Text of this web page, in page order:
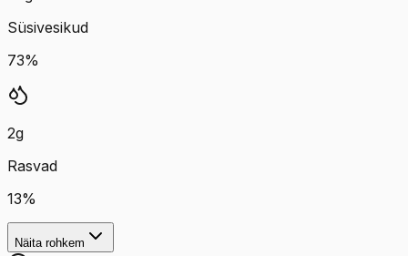
Süsivesikud
73%
2g
Rasvad
13%
Näita rohkem